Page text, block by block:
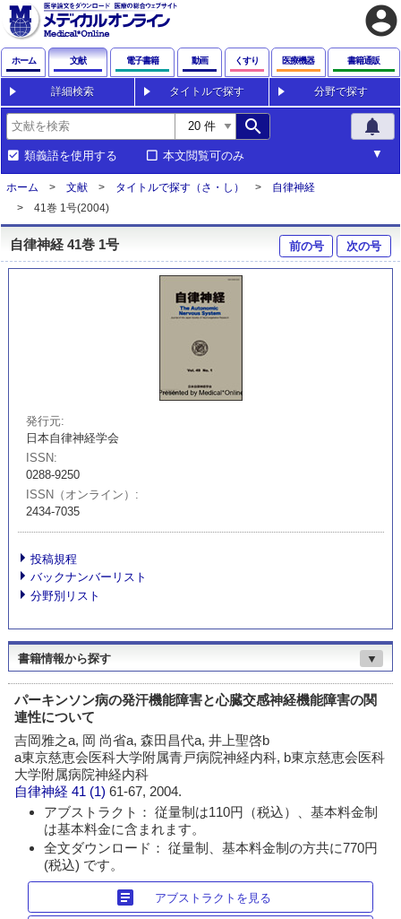
account_circle
ホーム 文献 電子書籍 動画 くすり 医療機器 書籍通販
詳細検索 タイトルで探す 分野で探す
search notifications
類義語を使用する 本文閲覧可のみ
ホーム 文献 タイトルで探す（さ・し）
自律神経
41巻 1号(2004)
自律神経 41巻 1号 前の号 次の号
発行元
日本自律神経学会
ISSN
0288-9250
ISSN（オンライン）
2434-7035
投稿規程
バックナンバーリスト
分野別リスト
書籍情報から探す ▼
パーキンソン病の発汗機能障害と心臓交感神経機能障害の関
連性について
吉岡雅之a, 岡 尚省a, 森田昌代a, 井上聖啓b
a東京慈恵会医科大学附属青戸病院神経内科, b東京慈恵会医科
大学附属病院神経内科
自律神経 41 (1)61-67, 2004.
アブストラクト： 従量制は110円（税込）、基本料金制
は基本料金に含まれます。
全文ダウンロード： 従量制、基本料金制の方共に770円
(税込) です。
article アブストラクトを見る